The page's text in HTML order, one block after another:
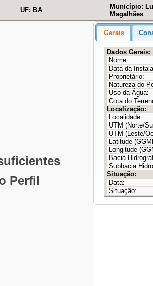
UF: BA
Município:
Magalhães
Gerais
Dados Gerais:
Nome:
Data da
Proprietário:
Natureza do
Uso da Água:
Cota do
Localização:
Localidade:
UTM (Norte/
UTM (Leste/
Latitude
Longitude
Bacia
Subbacia
Situação:
Data:
Situação: